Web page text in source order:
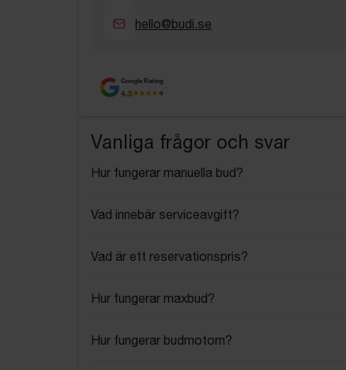
hello@budi.se
Google Rating
4.5
Vanliga frågor och svar
Hur fungerar manuella bud?
Vad innebär serviceavgift?
Vad är ett reservationspris?
Hur fungerar maxbud?
Hur fungerar budmotorn?